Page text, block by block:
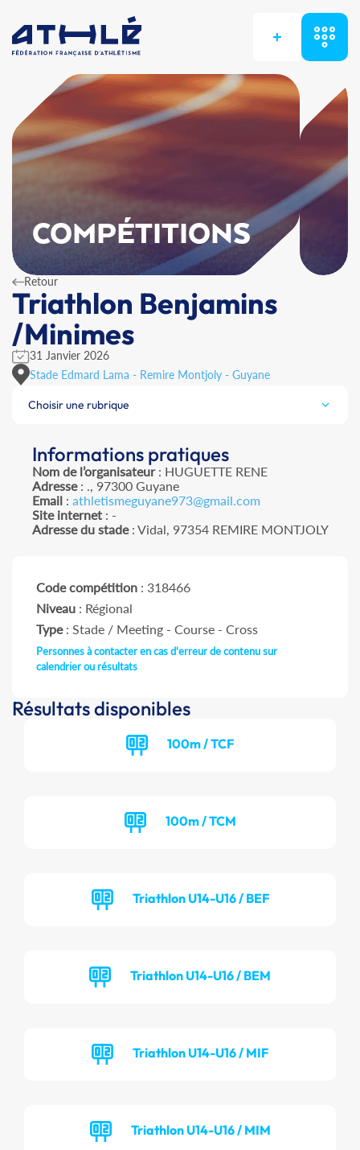
+
COMPÉTITIONS
Retour
Triathlon Benjamins
/Minimes
31 Janvier 2026
Stade Edmard Lama - Remire Montjoly - Guyane
Choisir une rubrique
Informations pratiques
Nom de l’organisateur: HUGUETTE RENE
Adresse: ., 97300 Guyane
Email: athletismeguyane973@gmail.com
Site internet: -
Adresse du stade: Vidal, 97354 REMIRE MONTJOLY
Code compétition : 318466
Niveau : Régional
Type: Stade / Meeting - Course - Cross
Personnes à contacter en cas d'erreur de contenu sur
calendrier ou résultats
Résultats disponibles
100m / TCF
100m / TCM
Triathlon U14-U16 / BEF
Triathlon U14-U16 / BEM
Triathlon U14-U16 / MIF
Triathlon U14-U16 / MIM